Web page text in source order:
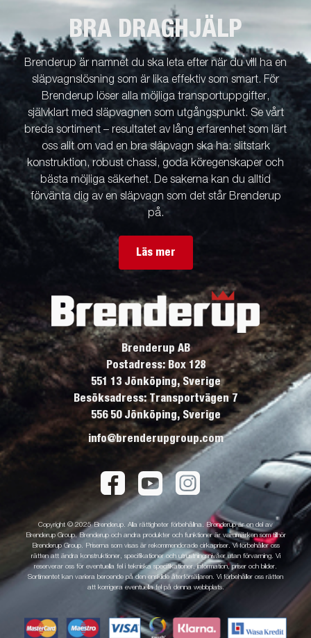
BRA DRAGHJÄLP
Brenderup är namnet du ska leta efter när du vill ha en
släpvagnslösning som är lika effektiv som smart. För
Brenderup löser alla möjliga transportuppgifter,
självklart med släpvagnen som utgångspunkt. Se vårt
breda sortiment – resultatet av lång erfarenhet som lärt
oss allt om vad en bra släpvagn ska ha: slitstark
konstruktion, robust chassi, goda köregenskaper och
bästa möjliga säkerhet. De sakerna kan du alltid
förvänta dig av en släpvagn som det står Brenderup
på.
Läs mer
Brenderup AB
Postadress: Box 128
551 13 Jönköping, Sverige
Besöksadress: Transportvägen 7
556 50 Jönköping, Sverige
info@brenderupgroup.com
Copyright © 2025 Brenderup. Alla rättigheter förbehållna. Brenderup är en del av
Brenderup Group. Brenderup och andra produkter och funktioner är varumärken som tillhör
Brenderup Group. Priserna som visas är rekommenderade cirkapriser. Vi förbehåller oss
rätten att ändra konstruktioner, specifikationer och utrustningsnivåer utan förvarning. Vi
reserverar oss för eventuella fel i tekniska specifikationer, information, priser och bilder.
Sortimentet kan variera beroende på den enskilde återförsäljaren. Vi förbehåller oss rätten
att korrigera eventuella fel på denna webbplats.